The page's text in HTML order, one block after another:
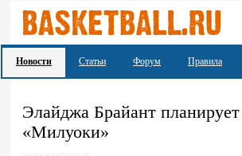
Новости Статьи Форум Правила
Элайджа Брайант
«Милуоки»